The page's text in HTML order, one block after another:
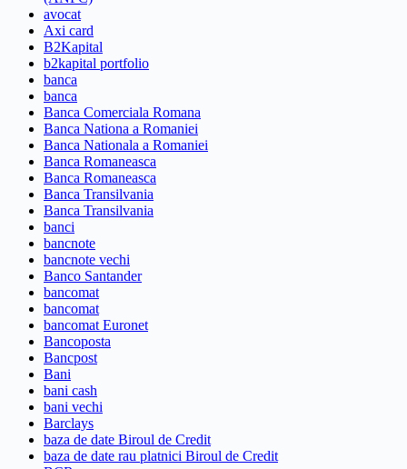
avocat
Axi card
B2Kapital
b2kapital portfolio
banca
banca
Banca Comerciala Romana
Banca Nationa a Romaniei
Banca Nationala a Romaniei
Banca Romaneasca
Banca Romaneasca
Banca Transilvania
Banca Transilvania
banci
bancnote
bancnote vechi
Banco Santander
bancomat
bancomat
bancomat Euronet
Bancoposta
Bancpost
Bani
bani cash
bani vechi
Barclays
baza de date Biroul de Credit
baza de date rau platnici Biroul de Credit